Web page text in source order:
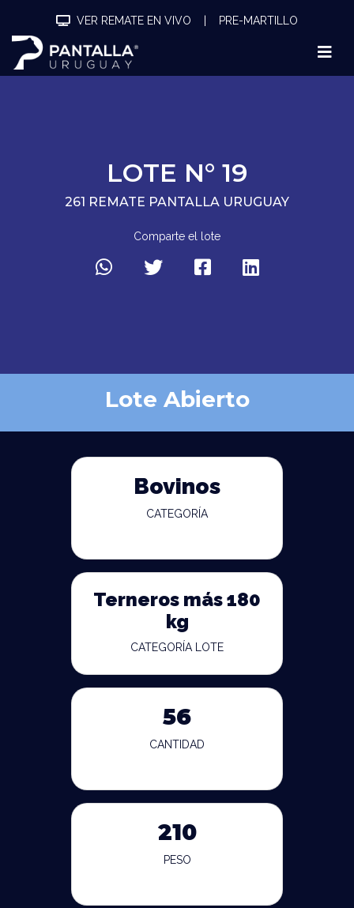
VER REMATE EN VIVO PRE-MARTILLO
LOTE N° 19
261 REMATE PANTALLA URUGUAY
Comparte el lote
Lote Abierto
Bovinos
CATEGORÍA
Terneros más 180
kg
CATEGORÍA LOTE
56
CANTIDAD
210
PESO